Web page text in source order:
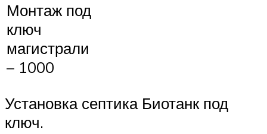
Монтаж под
ключ
магистрали
– 1000
Установка септика Биотанк под
ключ.